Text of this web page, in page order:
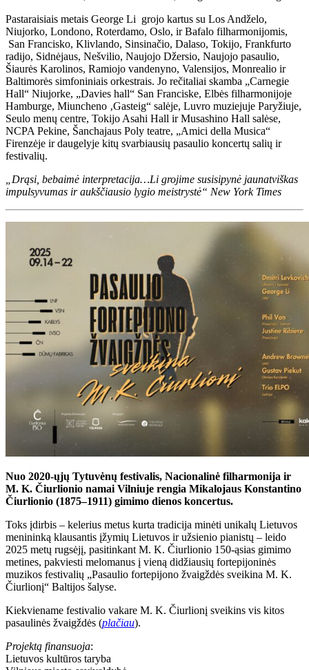
Pastaraisiais metais George Li grojo kartus su Los Andželo,
Niujorko, Londono, Roterdamo, Oslo, ir Bafalo filharmonijomis,
San Francisko, Klivlando, Sinsinačio, Dalaso, Tokijo, Frankfurto
radijo, Sidnėjaus, Nešvilio, Naujojo Džersio, Naujojo pasaulio,
Šiaurės Karolinos, Ramiojo vandenyno, Valensijos, Monrealio ir
Baltimorės simfoniniais orkestrais. Jo rečitaliai skamba „Carnegie
Hall“ Niujorke, „Davies hall“ San Franciske, Elbės filharmonijoje
Hamburge, Miuncheno ‚Gasteig“ salėje, Luvro muziejuje Paryžiuje,
Seulo menų centre, Tokijo Asahi Hall ir Musashino Hall salėse,
NCPA Pekine, Šanchajaus Poly teatre, „Amici della Musica“
Firenzėje ir daugelyje kitų svarbiausių pasaulio koncertų salių ir
festivalių.
„Drąsi, bebaimė interpretacija…Li grojime susisipynė jaunatviškas
impulsyvumas ir aukščiausio lygio meistrystė“ New York Times
Nuo 2020-ųjų Tytuvėnų festivalis, Nacionalinė filharmonija ir
M. K. Čiurlionio namai Vilniuje rengia Mikalojaus Konstantino
Čiurlionio (1875–1911) gimimo dienos koncertus.
Toks įdirbis – kelerius metus kurta tradicija minėti unikalų Lietuvos
menininką klausantis įžymių Lietuvos ir užsienio pianistų – leido
2025 metų rugsėjį, pasitinkant M. K. Čiurlionio 150-ąsias gimimo
metines, pakviesti melomanus į vieną didžiausių fortepijoninės
muzikos festivalių „Pasaulio fortepijono žvaigždės sveikina M. K.
Čiurlionį“ Baltijos šalyse.
Kiekviename festivalio vakare M. K. Čiurlionį sveikins vis kitos
pasaulinės žvaigždės (plačiau).
Projektą finansuoja:
Lietuvos kultūros taryba